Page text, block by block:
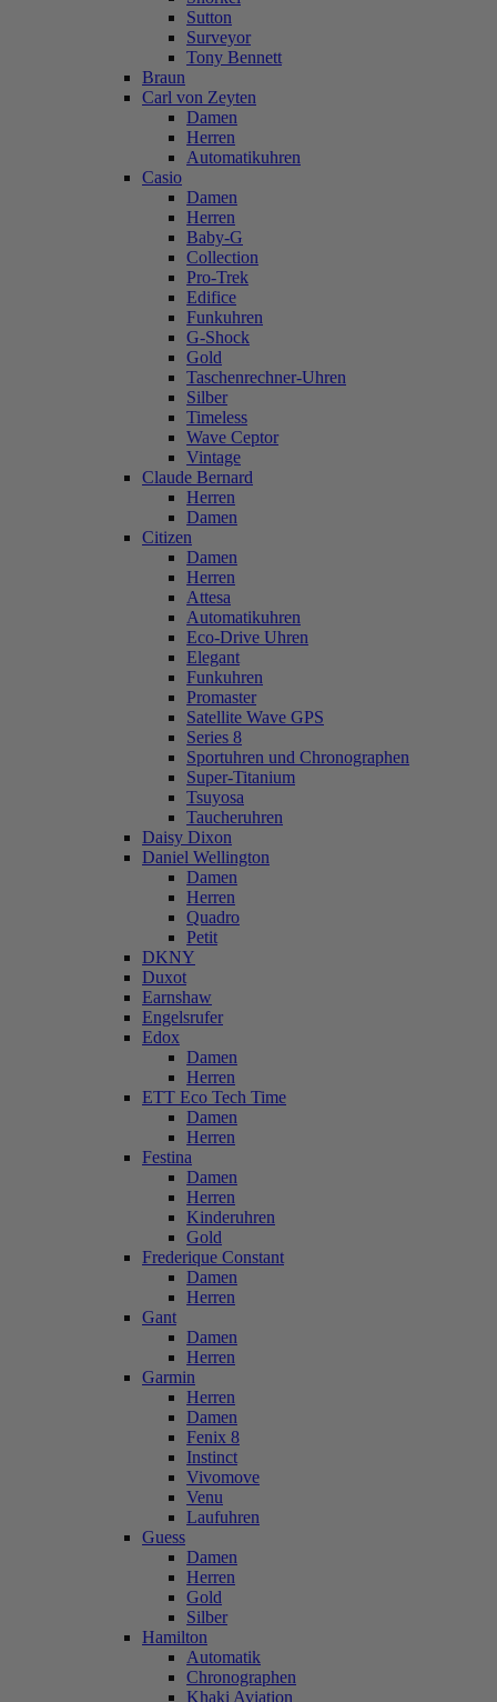
Sutton
Surveyor
Tony Bennett
Braun
Carl von Zeyten
Damen
Herren
Automatikuhren
Casio
Damen
Herren
Baby-G
Collection
Pro-Trek
Edifice
Funkuhren
G-Shock
Gold
Taschenrechner-Uhren
Silber
Timeless
Wave Ceptor
Vintage
Claude Bernard
Herren
Damen
Citizen
Damen
Herren
Attesa
Automatikuhren
Eco-Drive Uhren
Elegant
Funkuhren
Promaster
Satellite Wave GPS
Series 8
Sportuhren und Chronographen
Super-Titanium
Tsuyosa
Taucheruhren
Daisy Dixon
Daniel Wellington
Damen
Herren
Quadro
Petit
DKNY
Duxot
Earnshaw
Engelsrufer
Edox
Damen
Herren
ETT Eco Tech Time
Damen
Herren
Festina
Damen
Herren
Kinderuhren
Gold
Frederique Constant
Damen
Herren
Gant
Damen
Herren
Garmin
Herren
Damen
Fenix 8
Instinct
Vivomove
Venu
Laufuhren
Guess
Damen
Herren
Gold
Silber
Hamilton
Automatik
Chronographen
Khaki Aviation